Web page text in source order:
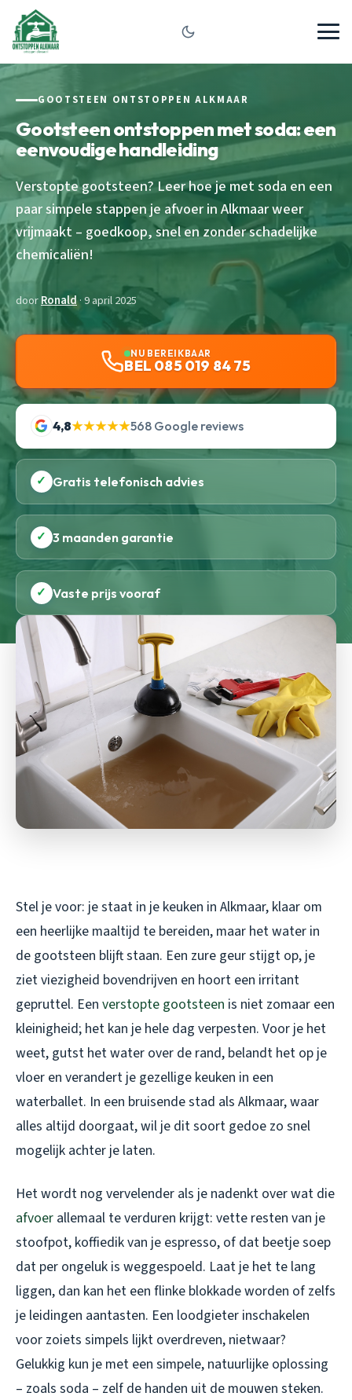
GOOTSTEEN ONTSTOPPEN ALKMAAR
Gootsteen ontstoppen met soda: een
eenvoudige handleiding
Verstopte gootsteen? Leer hoe je met soda en een
paar simpele stappen je afvoer in Alkmaar weer
vrijmaakt – goedkoop, snel en zonder schadelijke
chemicaliën!
doorRonald· 9 april 2025
NU BEREIKBAAR
BEL 085 019 84 75
4,8★★★★★568 Google reviews
✓ Gratis telefonisch advies
✓ 3 maanden garantie
✓ Vaste prijs vooraf
Stel je voor: je staat in je keuken in Alkmaar, klaar om
een heerlijke maaltijd te bereiden, maar het water in
de gootsteen blijft staan. Een zure geur stijgt op, je
ziet viezigheid bovendrijven en hoort een irritant
gepruttel. Een verstopte gootsteen is niet zomaar een
kleinigheid; het kan je hele dag verpesten. Voor je het
weet, gutst het water over de rand, belandt het op je
vloer en verandert je gezellige keuken in een
waterballet. In een bruisende stad als Alkmaar, waar
alles altijd doorgaat, wil je dit soort gedoe zo snel
mogelijk achter je laten.
Het wordt nog vervelender als je nadenkt over wat die
afvoer allemaal te verduren krijgt: vette resten van je
stoofpot, koffiedik van je espresso, of dat beetje soep
dat per ongeluk is weggespoeld. Laat je het te lang
liggen, dan kan het een flinke blokkade worden of zelfs
je leidingen aantasten. Een loodgieter inschakelen
voor zoiets simpels lijkt overdreven, nietwaar?
Gelukkig kun je met een simpele, natuurlijke oplossing
– zoals soda – zelf de handen uit de mouwen steken.